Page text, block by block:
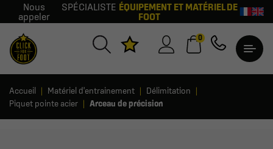
Nous
appeler
SPÉCIALISTE ÉQUIPEMENT ET MATÉRIEL DE
FOOT
0
Accueil Matériel d'entrainement
Délimitation
Piquet pointe acier
Arceau de précision